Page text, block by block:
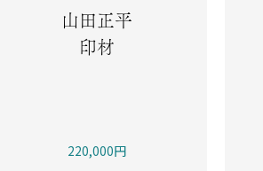
山田正平
印材
220,000円